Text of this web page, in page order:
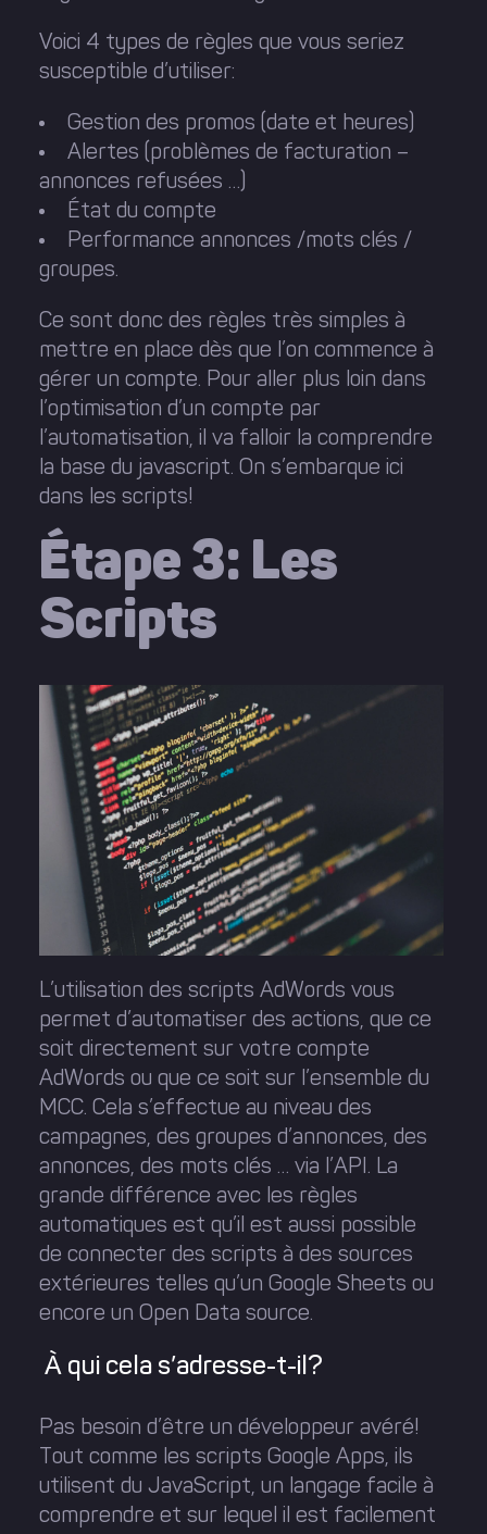
Voici 4 types de règles que vous seriez
susceptible d’utiliser:
Gestion des promos (date et heures)
Alertes (problèmes de facturation –
annonces refusées …)
État du compte
Performance annonces /mots clés /
groupes.
Ce sont donc des règles très simples à
mettre en place dès que l’on commence à
gérer un compte. Pour aller plus loin dans
l’optimisation d’un compte par
l’automatisation, il va falloir la comprendre
la base du javascript. On s’embarque ici
dans les scripts!
Étape 3: Les
Scripts
L’utilisation des scripts AdWords vous
permet d’automatiser des actions, que ce
soit directement sur votre compte
AdWords ou que ce soit sur l’ensemble du
MCC. Cela s’effectue au niveau des
campagnes, des groupes d’annonces, des
annonces, des mots clés … via l’API. La
grande différence avec les règles
automatiques est qu’il est aussi possible
de connecter des scripts à des sources
extérieures telles qu’un Google Sheets ou
encore un Open Data source.
À qui cela s’adresse-t-il?
Pas besoin d’être un développeur avéré!
Tout comme les scripts Google Apps, ils
utilisent du JavaScript, un langage facile à
comprendre et sur lequel il est facilement